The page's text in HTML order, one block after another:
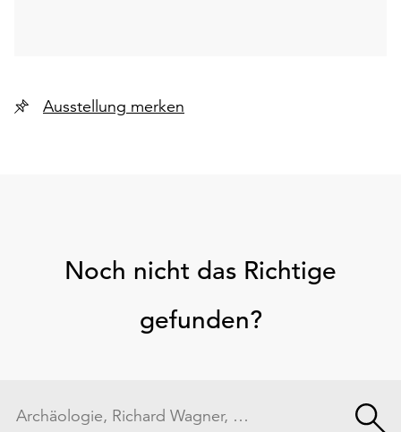
Ausstellung merken
Noch nicht das Richtige
gefunden?